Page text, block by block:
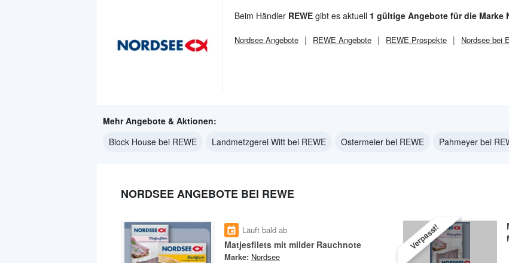
Beim Händler REWE gibt es aktuell 1 gültige Angebote für die Marke
Nordsee Angebote REWE Angebote REWE Prospekte Nordsee bei
Mehr Angebote & Aktionen:
Block House bei REWE
Landmetzgerei Witt bei REWE Ostermeier bei REWE Pahmeyer bei
NORDSEE ANGEBOTE BEI REWE
Läuft bald ab
Matjesfilets mit milder Rauchnote
Marke: Nordsee
Verpasst!